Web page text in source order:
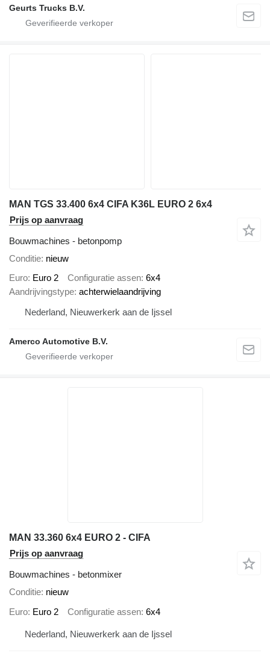
Geurts Trucks B.V.
MAN TGS 33.400 6x4 CIFA K36L EURO 2 6x4
Prijs op aanvraag
Bouwmachines - betonpomp
Conditie nieuw
Euro Euro 2 Configuratie assen 6x4
Aandrijvingstype achterwielaandrijving
Nederland, Nieuwerkerk aan de Ijssel
Amerco Automotive B.V.
MAN 33.360 6x4 EURO 2 - CIFA
Prijs op aanvraag
Bouwmachines - betonmixer
Conditie nieuw
Euro Euro 2 Configuratie assen 6x4
Nederland, Nieuwerkerk aan de Ijssel